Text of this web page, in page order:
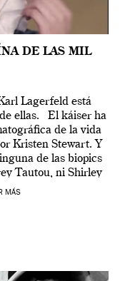
DE LAS MIL
Lagerfeld está
ellas. El káiser ha
de la vida
Kristen Stewart. Y
de las biopics
Tautou, ni Shirley
A él […]
MÁS